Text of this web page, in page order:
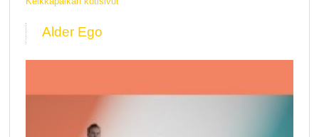
Alder Ego